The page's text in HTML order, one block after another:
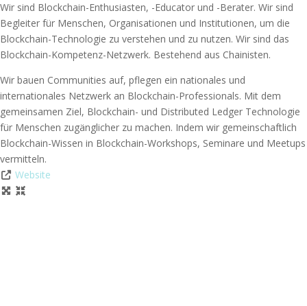
Wir sind Blockchain-Enthusiasten, -Educator und -Berater. Wir sind
Begleiter für Menschen, Organisationen und Institutionen, um die
Blockchain-Technologie zu verstehen und zu nutzen. Wir sind das
Blockchain-Kompetenz-Netzwerk. Bestehend aus Chainisten.
Wir bauen Communities auf, pflegen ein nationales und
internationales Netzwerk an Blockchain-Professionals. Mit dem
gemeinsamen Ziel, Blockchain- und Distributed Ledger Technologie
für Menschen zugänglicher zu machen. Indem wir gemeinschaftlich
Blockchain-Wissen in Blockchain-Workshops, Seminare und Meetups
vermitteln.
Website